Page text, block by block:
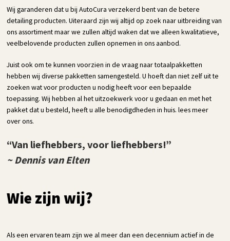
Wij garanderen dat u bij AutoCura verzekerd bent van de betere
detailing producten. Uiteraard zijn wij altijd op zoek naar uitbreiding van
ons assortiment maar we zullen altijd waken dat we alleen kwalitatieve,
veelbelovende producten zullen opnemen in ons aanbod.
Juist ook om te kunnen voorzien in de vraag naar totaalpakketten
hebben wij diverse pakketten samengesteld. U hoeft dan niet zelf uit te
zoeken wat voor producten u nodig heeft voor een bepaalde
toepassing. Wij hebben al het uitzoekwerk voor u gedaan en met het
pakket dat u besteld, heeft u alle benodigdheden in huis. lees meer
over ons.
“Van liefhebbers, voor liefhebbers!”
~ Dennis van Elten
Wie zijn wij?
Als een ervaren team zijn we al meer dan een decennium actief in de